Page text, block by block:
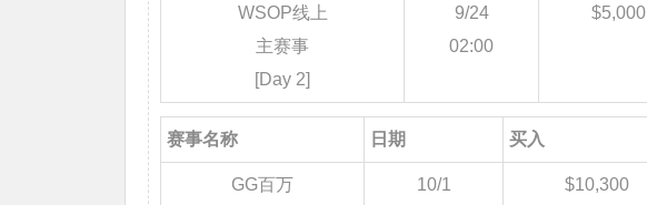
WSOP线上
主赛事
[Day 2]
9/24
02:00
$5,000
赛事名称 日期 买入
GG百万
10/1
$10,300